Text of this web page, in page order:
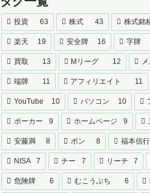
投資 63 株式 43 株式銘
楽天 19 安全牌 16 字牌
買取 13 Mリーグ 12
端牌 11 アフィリエイト 11
YouTube 10 パソコン 10
ポーカー 9 ホームページ 9
安藤満 8 ポン 8 福本信行
NISA 7 チー 7 リーチ 7
危険牌 6 むこうぶち 6